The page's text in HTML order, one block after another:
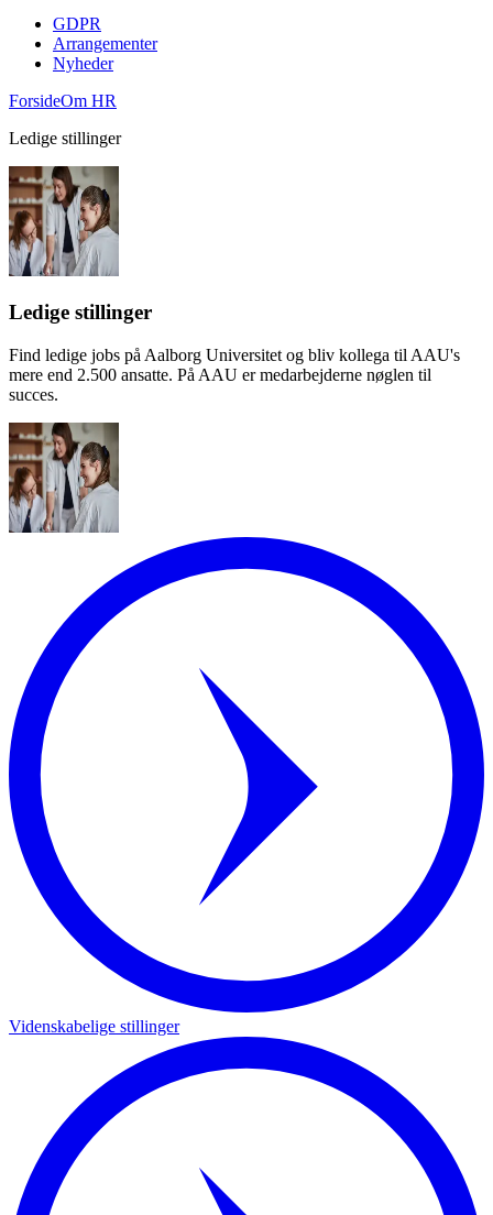
GDPR
Arrangementer
Nyheder
ForsideOm HR
Ledige stillinger
Ledige stillinger
Find ledige jobs på Aalborg Universitet og bliv kollega til AAU's
mere end 2.500 ansatte. På AAU er medarbejderne nøglen til
succes.
Videnskabelige stillinger